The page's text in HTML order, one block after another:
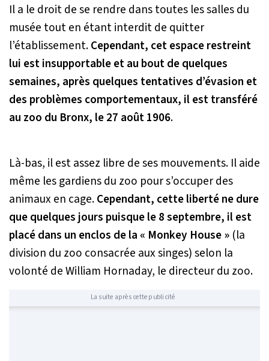
Il a le droit de se rendre dans toutes les salles du
musée tout en étant interdit de quitter
l’établissement.Cependant, cet espace restreint
lui est insupportable et au bout de quelques
semaines, après quelques tentatives d’évasion et
des problèmes comportementaux, il est transféré
au zoo du Bronx, le 27 août 1906.
Là-bas, il est assez libre de ses mouvements. Il aide
même les gardiens du zoo pour s’occuper des
animaux en cage.Cependant, cette liberté ne dure
que quelques jours puisque le 8 septembre, il est
placé dans un enclos de la « Monkey House » (la
division du zoo consacrée aux singes) selon la
volonté de William Hornaday, le directeur du zoo.
La suite après cette publicité